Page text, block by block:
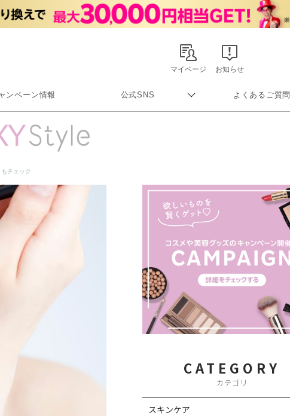
お知らせ
マイページ
ンペーン情報 公式SNS
Rakuten Link
よくあるご質問
チェック
CATEGORY
カテゴリ
スキンケア